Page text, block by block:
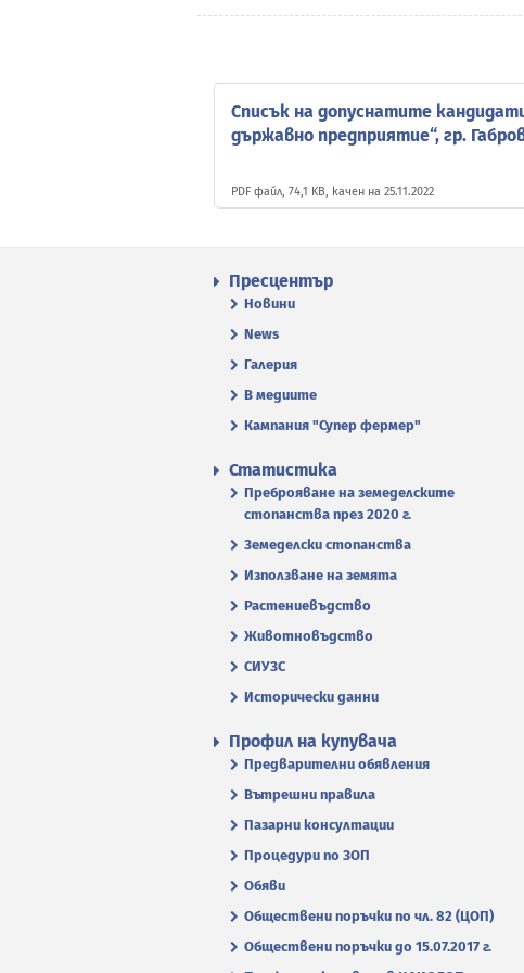
Списък на допуснатите
държавно предприятие“, гр.
PDF файл, 74,1 KB, качен на 25.11.2022
Пресцентър
Новини
News
Галерия
В медиите
Кампания "Супер фермер"
Статистика
Преброяване на земеделските
стопанства през 2020 г.
Земеделски стопанства
Използване на земята
Растениевъдство
Животновъдство
СИУЗС
Исторически данни
Профил на купувача
Предварителни обявления
Вътрешни правила
Пазарни консултации
Процедури по ЗОП
Обяви
Обществени поръчки по чл. 82 (ЦОП)
Обществени поръчки до 15.07.2017 г.